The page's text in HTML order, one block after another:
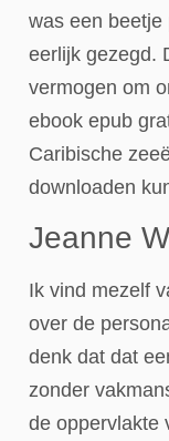
was een beetje
eerlijk gezegd.
vermogen om
ebook epub
Caribische
downloaden
Jeanne
Ik vind mezelf
over de
denk dat dat
zonder
de oppervlakte